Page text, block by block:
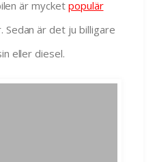
är mycket populär
är det ju billigare
eller diesel.